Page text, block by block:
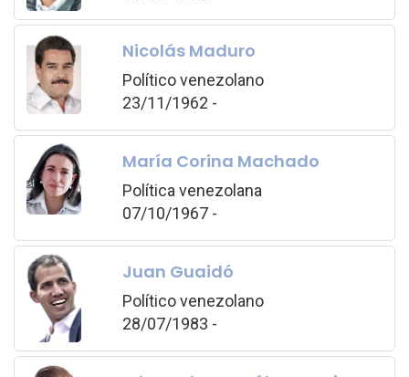
Nicolás Maduro
Político venezolano
23/11/1962 -
María Corina Machado
Política venezolana
07/10/1967 -
Juan Guaidó
Político venezolano
28/07/1983 -